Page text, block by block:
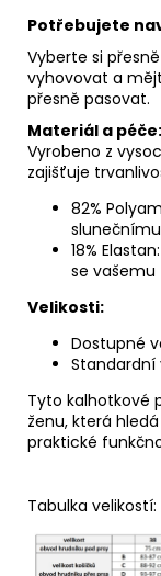
Potřebujete
Vyberte si
vyhovovat a
přesně pasovat.
Materiál a péče:
Vyrobeno z
zajišťuje
82%
18%
se vašemu
Velikosti:
Dostupné
Standardní
Tyto kalhotkové
ženu, která
praktické
Tabulka velikostí: